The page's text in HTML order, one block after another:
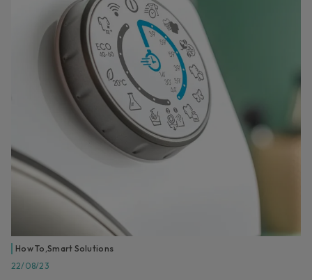
How To ,Smart Solutions
22/08/23